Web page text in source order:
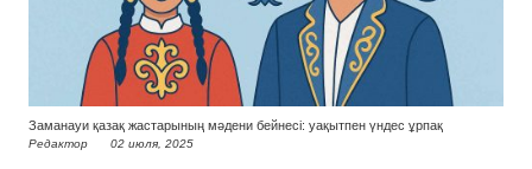
Заманауи қазақ жастарының мәдени бейнесі: уақытпен үндес ұрпақ
Редактор 02 июля, 2025